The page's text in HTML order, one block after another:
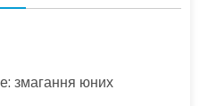
змагання юних